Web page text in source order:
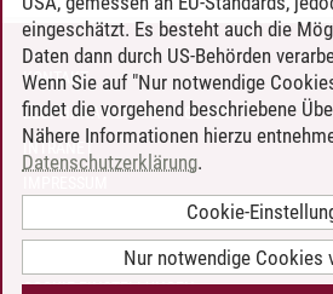
KONTAKT
LEUPHANA ALS ARBEITGEBER
INTRANET
BARRIEREFREIHEIT
COOKIE-EINSTELLUNGEN
eingeschätzt. Es besteht auch die
Daten dann durch US-Behörden
Wenn Sie auf "Nur notwendige
findet die vorgehend beschriebene
Nähere Informationen hierzu
Datenschutzerklärung.
Cookie-
Nur notwendige Cookies